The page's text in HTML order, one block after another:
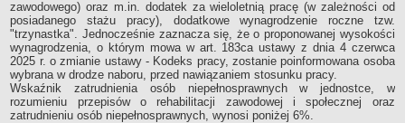
zawodowego) oraz m.in. dodatek za wieloletnią pracę (w zależności od
posiadanego stażu pracy), dodatkowe wynagrodzenie roczne tzw.
"trzynastka". Jednocześnie zaznacza się, że o proponowanej wysokości
wynagrodzenia, o którym mowa w art. 183ca ustawy z dnia 4 czerwca
2025 r. o zmianie ustawy - Kodeks pracy, zostanie poinformowana osoba
wybrana w drodze naboru, przed nawiązaniem stosunku pracy.
Wskaźnik zatrudnienia osób niepełnosprawnych w jednostce, w
rozumieniu przepisów o rehabilitacji zawodowej i społecznej oraz
zatrudnieniu osób niepełnosprawnych, wynosi poniżej 6%.